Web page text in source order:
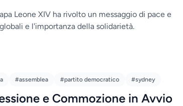
Leone XIV ha rivolto un messaggio di pace e
e l'importanza della solidarietà.
#assemblea #partito democratico #sydney
e Commozione in Avvio